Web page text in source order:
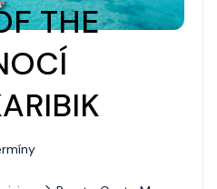
THE